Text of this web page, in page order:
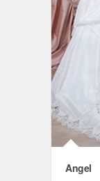
Angel